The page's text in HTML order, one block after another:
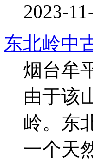
2023-
东北岭中
烟台牟
由于该
岭。东
一个天